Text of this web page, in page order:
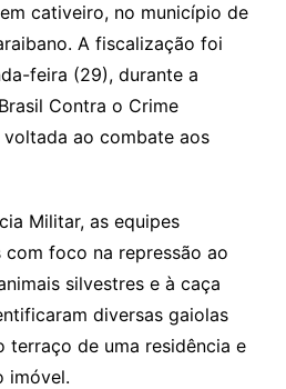
cativeiro, no município de
A fiscalização foi
feira (29), durante a
Contra o Crime
voltada ao combate aos
Militar, as equipes
foco na repressão ao
silvestres e à caça
diversas gaiolas
terraço de uma residência e
imóvel.